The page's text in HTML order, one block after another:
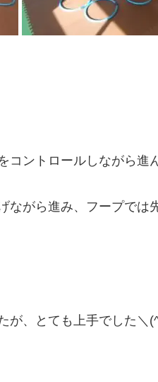
コントロールしながら進
ながら進み、フープでは
が、とても上手でした＼